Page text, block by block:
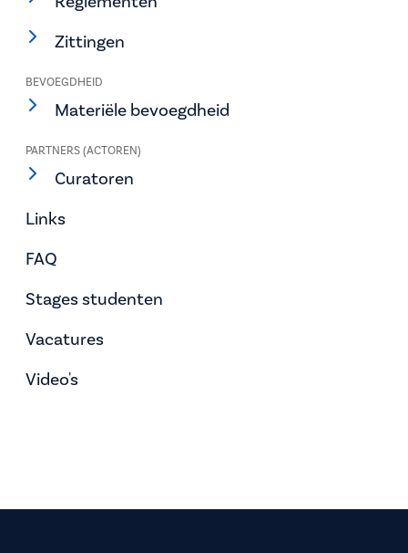
Zittingen
BEVOEGDHEID
Materiële bevoegdheid
PARTNERS (ACTOREN)
Curatoren
Links
FAQ
Stages studenten
Vacatures
Video's